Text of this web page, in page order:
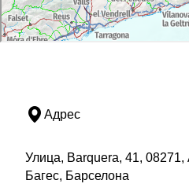
Адрес
Улица, Barquera, 41, 08271,
Багес, Барселона